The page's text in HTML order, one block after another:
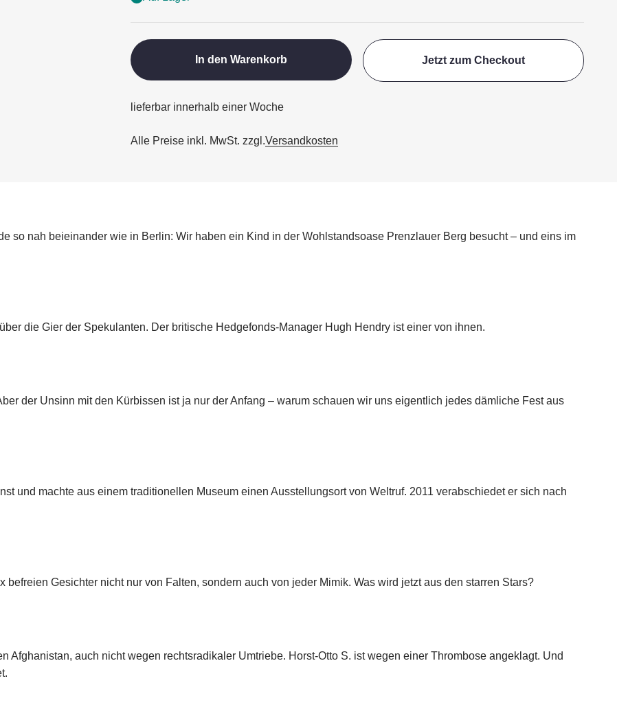
In den Warenkorb Jetzt zum Checkout
lieferbar innerhalb einer Woche
Alle Preise inkl. MwSt. zzgl.Versandkosten
so nah beieinander wie in Berlin: Wir haben ein Kind in der Wohlstandsoase Prenzlauer Berg besucht – und eins im
die Gier der Spekulanten. Der britische Hedgefonds-Manager Hugh Hendry ist einer von ihnen.
der Unsinn mit den Kürbissen ist ja nur der Anfang – warum schauen wir uns eigentlich jedes dämliche Fest aus
und machte aus einem traditionellen Museum einen Ausstellungsort von Weltruf. 2011 verabschiedet er sich nach
Gesichter nicht nur von Falten, sondern auch von jeder Mimik. Was wird jetzt aus den starren Stars?
Afghanistan, auch nicht wegen rechtsradikaler Umtriebe. Horst-Otto S. ist wegen einer Thrombose angeklagt. Und